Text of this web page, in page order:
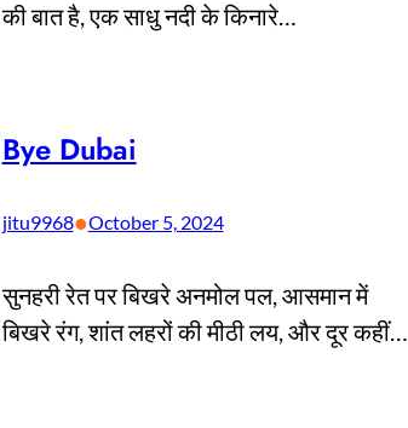
की बात है, एक साधु नदी के किनारे…
Bye Dubai
jitu9968•October 5, 2024
सुनहरी रेत पर बिखरे अनमोल पल, आसमान में
बिखरे रंग, शांत लहरों की मीठी लय, और दूर कहीं…